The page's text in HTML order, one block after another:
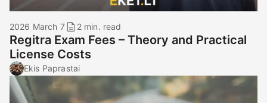
2026 March 7 2 min. read
Regitra Exam Fees – Theory and Practical
License Costs
Ekis Paprastai